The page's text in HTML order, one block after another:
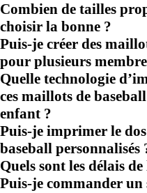
Combien de tailles
choisir la bonne ?
Puis-je créer des
pour plusieurs
Quelle technologie
ces maillots de
enfant ?
Puis-je imprimer le
baseball personnalisés
Quels sont les délais
Puis-je commander